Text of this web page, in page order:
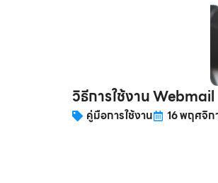
วิธีการใช้งาน Webmail
คู่มือการใช้งาน 16 พฤศจิก